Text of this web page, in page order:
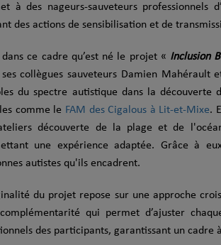
à des nageurs-sauveteurs
des actions de sensibilisation et de
dans ce cadre qu’est né le projet « Inclusion
ses collègues sauveteurs Damien Mahérault
du spectre autistique dans la
comme le FAM des Cigalous à Lit-et-Mixe.
découverte de la plage et de
une expérience adaptée. Grâce à
autistes qu'ils encadrent.
du projet repose sur une approche
qui permet d’ajuster
des participants, garantissant un cadre